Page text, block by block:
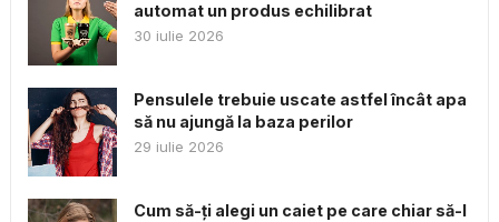
automat un produs echilibrat
30 iulie 2026
Pensulele trebuie uscate astfel încât apa
să nu ajungă la baza perilor
29 iulie 2026
Cum să-ți alegi un caiet pe care chiar să-l